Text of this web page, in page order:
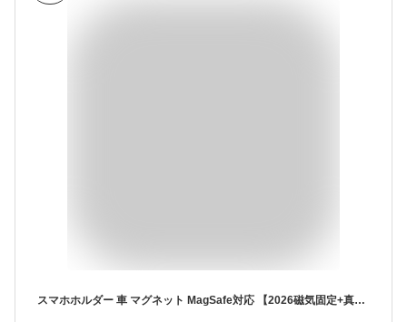
スマホホルダー 車 マグネット MagSafe対応 【2026磁気固定+真空ナノゲル吸盤】 N55超強力磁石 マグネット式 3軸360°回転 ナノ吸着 × 真空吸盤 W固定構造 片手操作 折りたたみ式 揺れ・段差にも強い 車載スマホスタンド ダッシュボード 金属面 多用途設置 iPhone Android対応 カー用品 (ブラック Black)